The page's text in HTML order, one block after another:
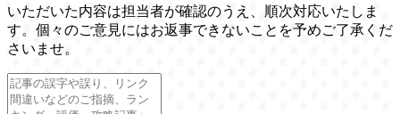
いただいた内容は担当者が確認のうえ、順次対応いたしま
す。個々のご意見にはお返事できないことを予めご了承くだ
さいませ。